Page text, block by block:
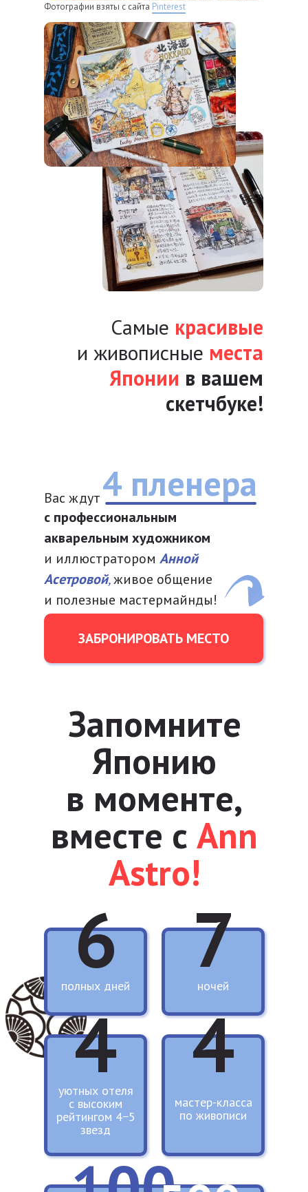
Запомните
Японию
в моменте,
вместе с Ann
Astro!
ЗАБРОНИРОВАТЬ МЕСТО
Самые красивые
и живописные места
Японии в вашем
скетчбуке!
Вас ждут4 пленера
с профессиональным
акварельным художником
и иллюстратором Анной
Асетровой,живое общение
и полезные мастермайнды!
Фотографии взяты с сайта Pinterest
6 7
полных дней ночей
уютных отеля
с высоким
рейтингом 4−5
звезд
4
4
мастер-класса
по живописи